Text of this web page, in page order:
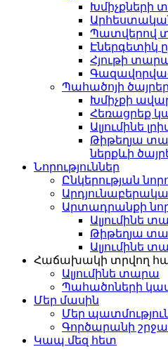
Խմիչքների
Պատվերով
Էներգետիկ
Հյութի
Պահածոյի
Խմիչքի
Հեռացրեք
Ալյումինե
Թիթեղյա
ներքևի
Նորություններ
Ընկերության
Արտադրանքի
Ալյումինե
Թիթեղյա
Ալյումինե
Հաճախակի տրվող
Ալյումինե տարա
Պահածոների
Մեր մասին
Մեր
Գործարանի
Կապ մեզ հետ